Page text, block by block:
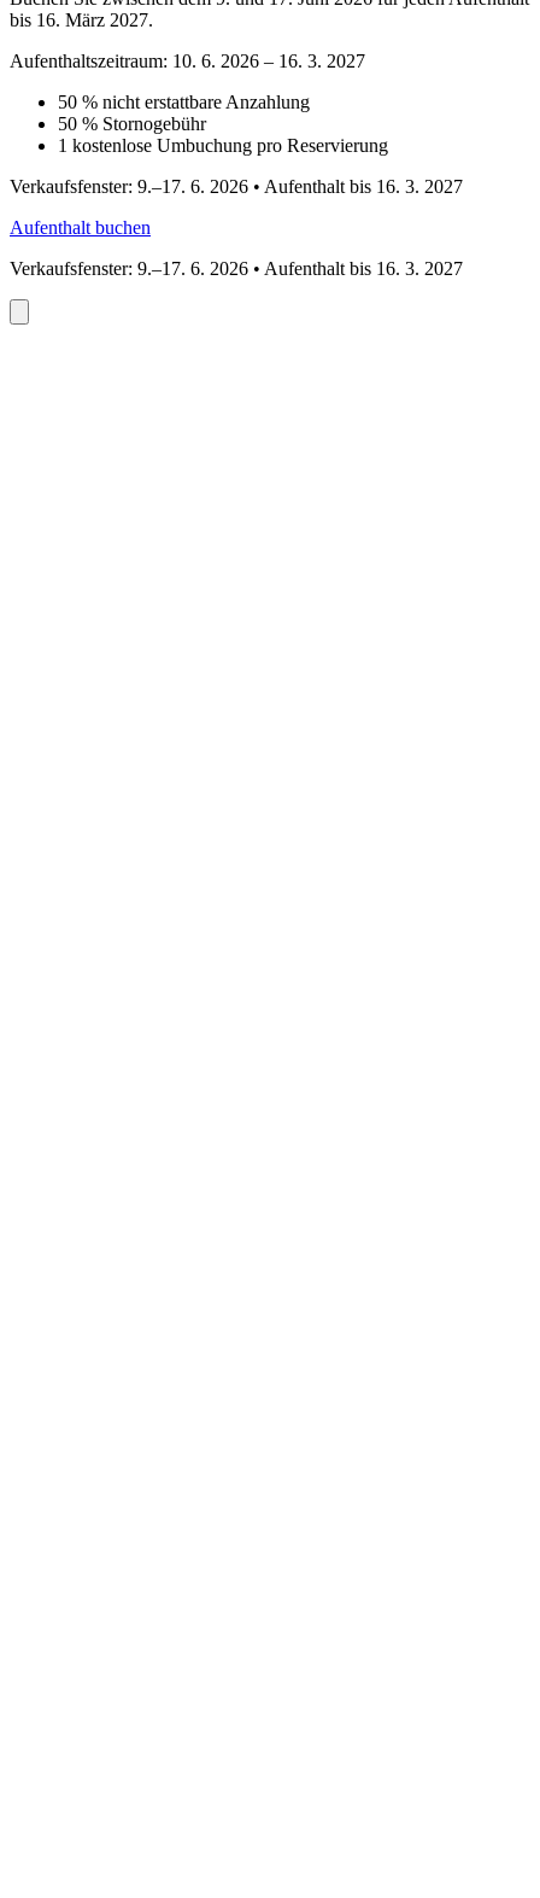
bis 16. März 2027.
Aufenthaltszeitraum: 10. 6. 2026 – 16. 3. 2027
50 % nicht erstattbare Anzahlung
50 % Stornogebühr
1 kostenlose Umbuchung pro Reservierung
Verkaufsfenster: 9.–17. 6. 2026 • Aufenthalt bis 16. 3. 2027
Aufenthalt buchen
Verkaufsfenster: 9.–17. 6. 2026 • Aufenthalt bis 16. 3. 2027